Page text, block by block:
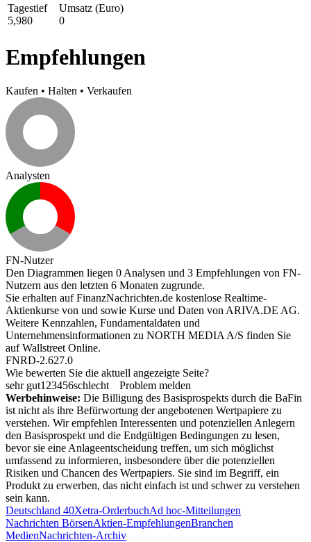
Tagestief
5,980
Umsatz (Euro)
0
Empfehlungen
Kaufen • Halten • Verkaufen
Analysten
FN-Nutzer
Den Diagrammen liegen 0 Analysen und 3 Empfehlungen von FN-
Nutzern aus den letzten 6 Monaten zugrunde.
Sie erhalten auf FinanzNachrichten.de kostenlose Realtime-
Aktienkurse von und sowie Kurse und Daten von ARIVA.DE AG.
Weitere Kennzahlen, Fundamentaldaten und
Unternehmensinformationen zu NORTH MEDIA A/S finden Sie
aufWallstreet Online.
FNRD-2.627.0
Wie bewerten Sie die aktuell angezeigte Seite?
sehr gut1 23456schlecht
Problem melden
Werbehinweise: Die Billigung des Basisprospekts durch die BaFin
ist nicht als ihre Befürwortung der angebotenen Wertpapiere zu
verstehen. Wir empfehlen Interessenten und potenziellen Anlegern
den Basisprospekt und die Endgültigen Bedingungen zu lesen,
bevor sie eine Anlageentscheidung treffen, um sich möglichst
umfassend zu informieren, insbesondere über die potenziellen
Risiken und Chancen des Wertpapiers. Sie sind im Begriff, ein
Produkt zu erwerben, das nicht einfach ist und schwer zu verstehen
sein kann.
Deutschland 40Xetra-OrderbuchAd hoc-Mitteilungen
Nachrichten BörsenAktien-EmpfehlungenBranchen
MedienNachrichten-Archiv